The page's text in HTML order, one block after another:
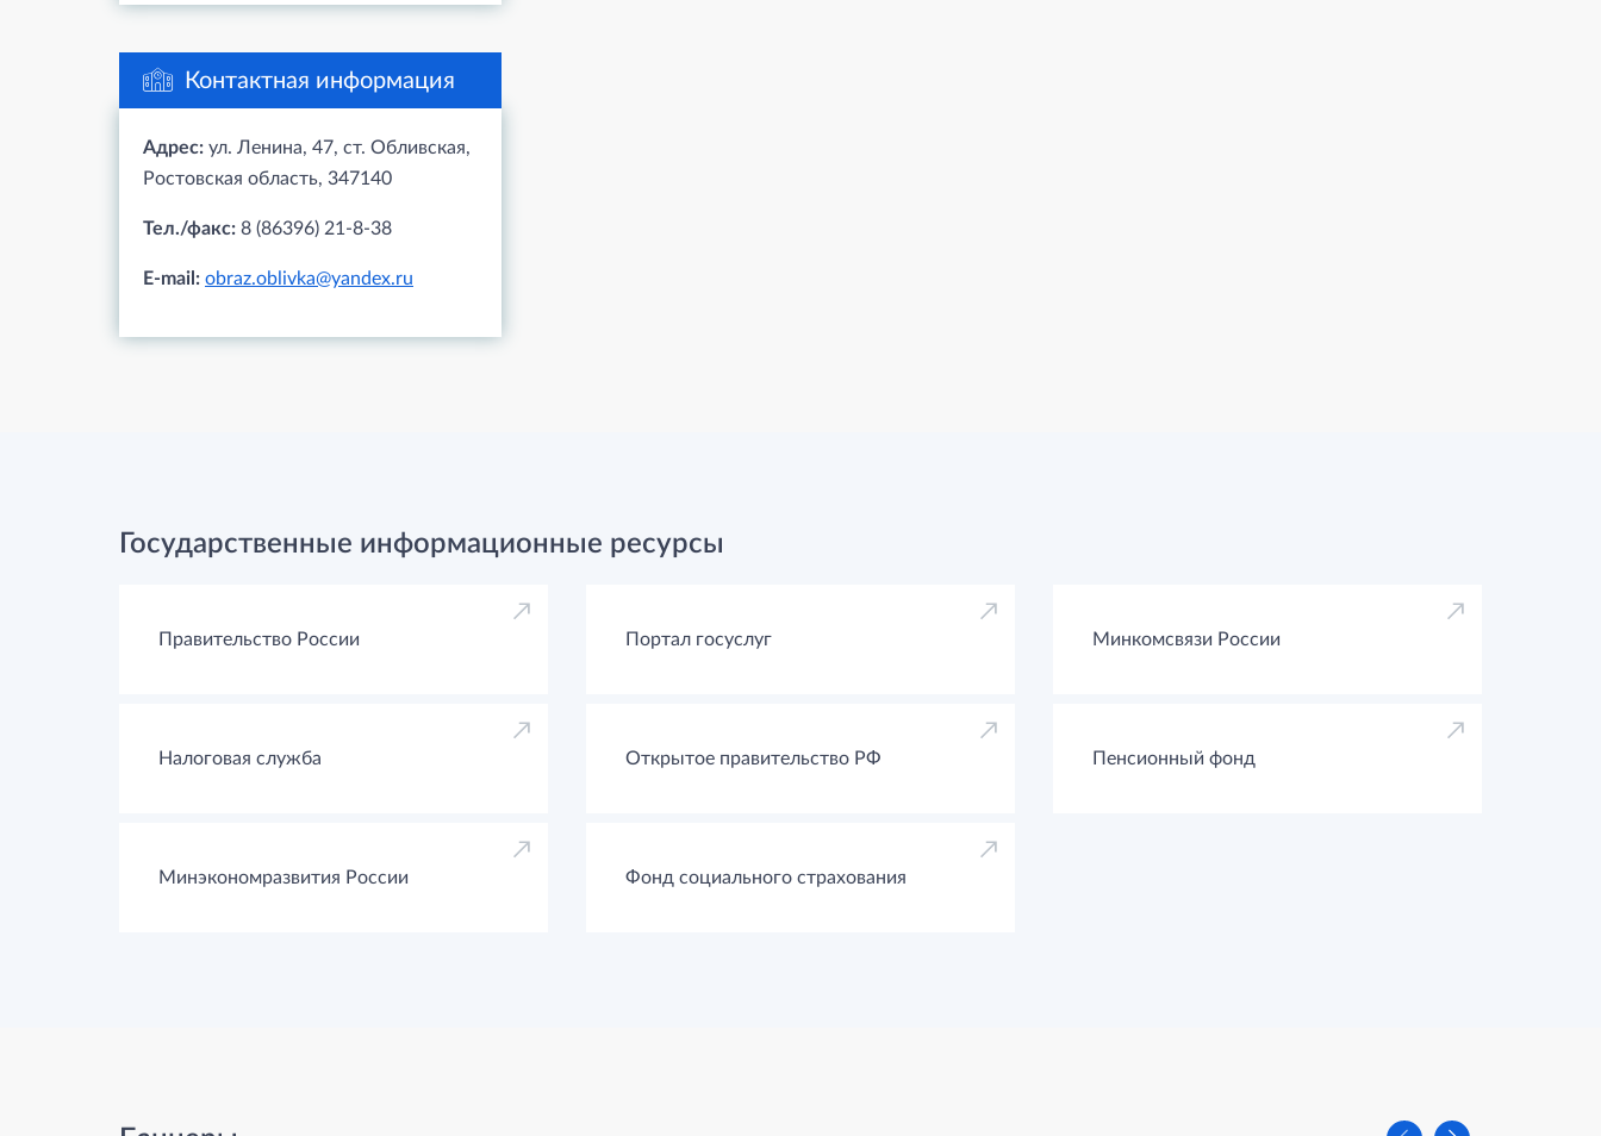
Контактная информация
Адрес: ул. Ленина, 47, ст. Обливская,
Ростовская область, 347140
Тел./факс: 8 (86396) 21-8-38
E-mail: obraz.oblivka@yandex.ru
Государственные информационные ресурсы
Правительство России Портал госуслуг Минкомсвязи России
Налоговая служба Открытое правительство РФ Пенсионный фонд
Минэкономразвития России Фонд социального страхования